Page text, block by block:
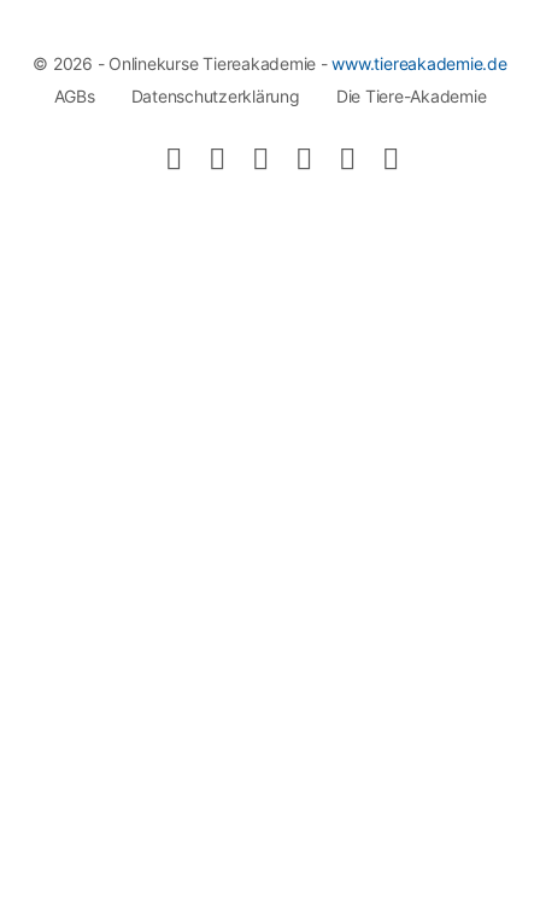
© 2026 - Onlinekurse Tiereakademie -www.tiereakademie.de
AGBs
Datenschutzerklärung Die Tiere-Akademie